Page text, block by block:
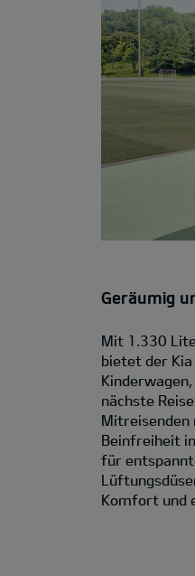
Geräumig
Mit 1.330
bietet der
nächste
Mitreisenden
Beinfreiheit
für
Komfort und